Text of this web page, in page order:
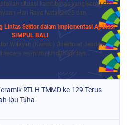
situasi kamtibmas yang kondusif
Hari Raya Natal 2025 dan...
Lintas Sektor dalam Implementasi Aplikasi
SIMPUL BALI
Wilayah (Kanwil) Direktorat Jenderal
secara resmi meluncurkan dan...
RTLH TMMD ke-129 Terus
Ibu Tuha